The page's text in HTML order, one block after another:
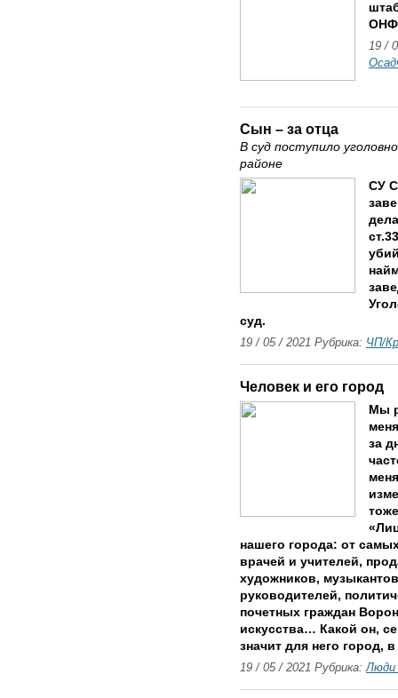
19 /
Сын – за отца
В суд поступило
районе
СУ
суд.
19 / 05 / 2021 Рубрика: ЧП/
Человек и его город
Мы
за
нашего города: от
врачей и учителей,
художников,
руководителей,
почетных граждан
искусства… Какой он,
значит для него город,
19 / 05 / 2021 Рубрика:Люди